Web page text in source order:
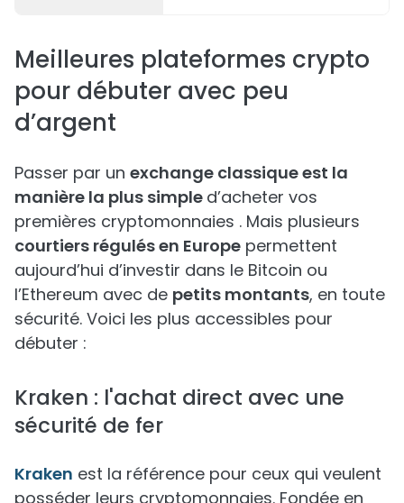
Meilleures plateformes crypto
pour débuter avec peu
d’argent
Passer par un exchange classique est la
manière la plus simple d’acheter vos
premières cryptomonnaies . Mais plusieurs
courtiers régulés en Europe permettent
aujourd’hui d’investir dans le Bitcoin ou
l’Ethereum avec de petits montants, en toute
sécurité. Voici les plus accessibles pour
débuter :
Kraken : l'achat direct avec une
sécurité de fer
Kraken est la référence pour ceux qui veulent
posséder leurs cryptomonnaies. Fondée en